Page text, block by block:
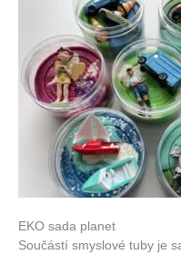
EKO sada planet
Součástí smyslové tuby je